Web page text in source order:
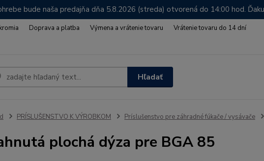
bude naša predajňa dňa 5.8.2026 (streda) otvorená do 14:00 hod.
Doprava a platba Výmena a vrátenie tovaru
Vrátenie tovaru do 14 dní
Hľadať
PRÍSLUŠENSTVO K VÝROBKOM Príslušenstvo pre záhradné fúkače / vysávače
plochá dýza pre BGA 85